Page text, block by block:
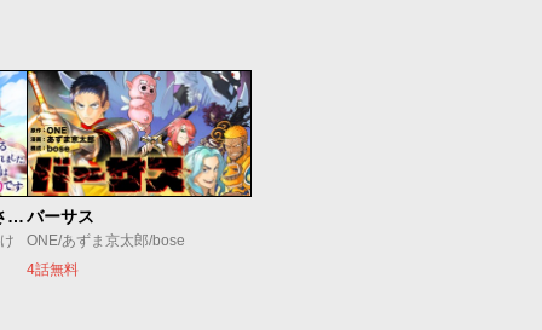
真の聖女である私は追放されました。だからこの国はもう終わりですバーサス
ONE/あずま京太郎/bose
4話無料